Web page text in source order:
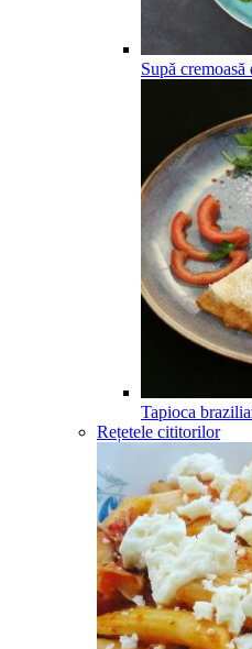
Supă cremoasă
Tapioca
Rețetele cititorilor